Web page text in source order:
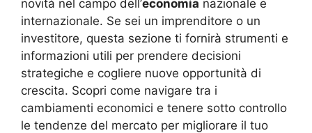
novità nel campo dell’economia nazionale e
internazionale. Se sei un imprenditore o un
investitore, questa sezione ti fornirà strumenti e
informazioni utili per prendere decisioni
strategiche e cogliere nuove opportunità di
crescita. Scopri come navigare tra i
cambiamenti economici e tenere sotto controllo
le tendenze del mercato per migliorare il tuo